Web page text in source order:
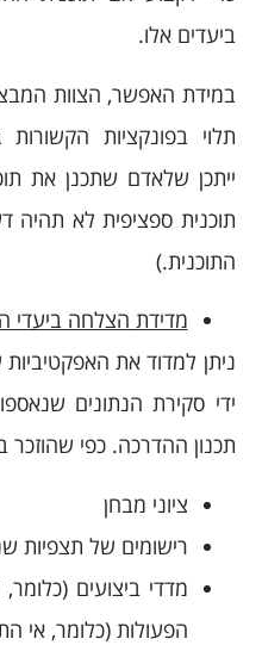
ביעדים אלו.
במידת האפשר, הצוות
תלוי בפונקציות
ייתכן שלאדם שתכנן את
תוכנית ספציפית לא
התוכנית.)
מדידת הצלחה ביעדי
ניתן למדוד את
ידי סקירת הנתונים
תכנון ההדרכה. כפי שהוזכר
ציוני מבחן
רישומים של תצפיות
מדדי ביצועים
הפעולות (כלומר, אי